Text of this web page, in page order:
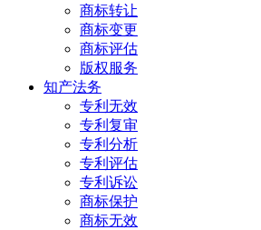
商标转让
商标变更
商标评估
版权服务
知产法务
专利无效
专利复审
专利分析
专利评估
专利诉讼
商标保护
商标无效